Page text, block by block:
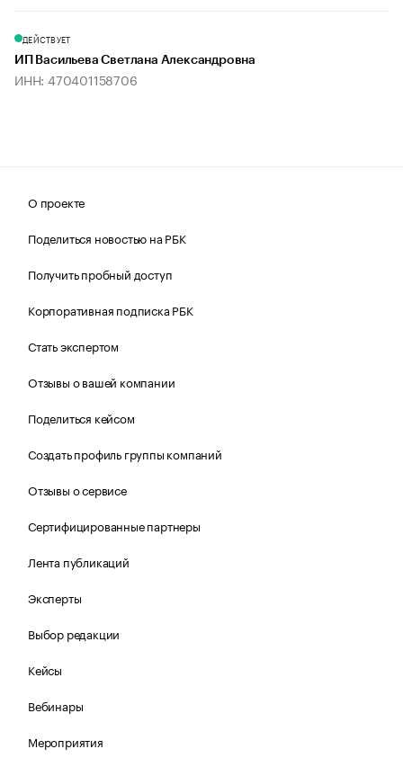
ДЕЙСТВУЕТ
ИП Васильева Светлана Александровна
ИНН: 470401158706
О проекте
Поделиться новостью на РБК
Получить пробный доступ
Корпоративная подписка РБК
Стать экспертом
Отзывы о вашей компании
Поделиться кейсом
Создать профиль группы компаний
Отзывы о сервисе
Сертифицированные партнеры
Лента публикаций
Эксперты
Выбор редакции
Кейсы
Вебинары
Мероприятия